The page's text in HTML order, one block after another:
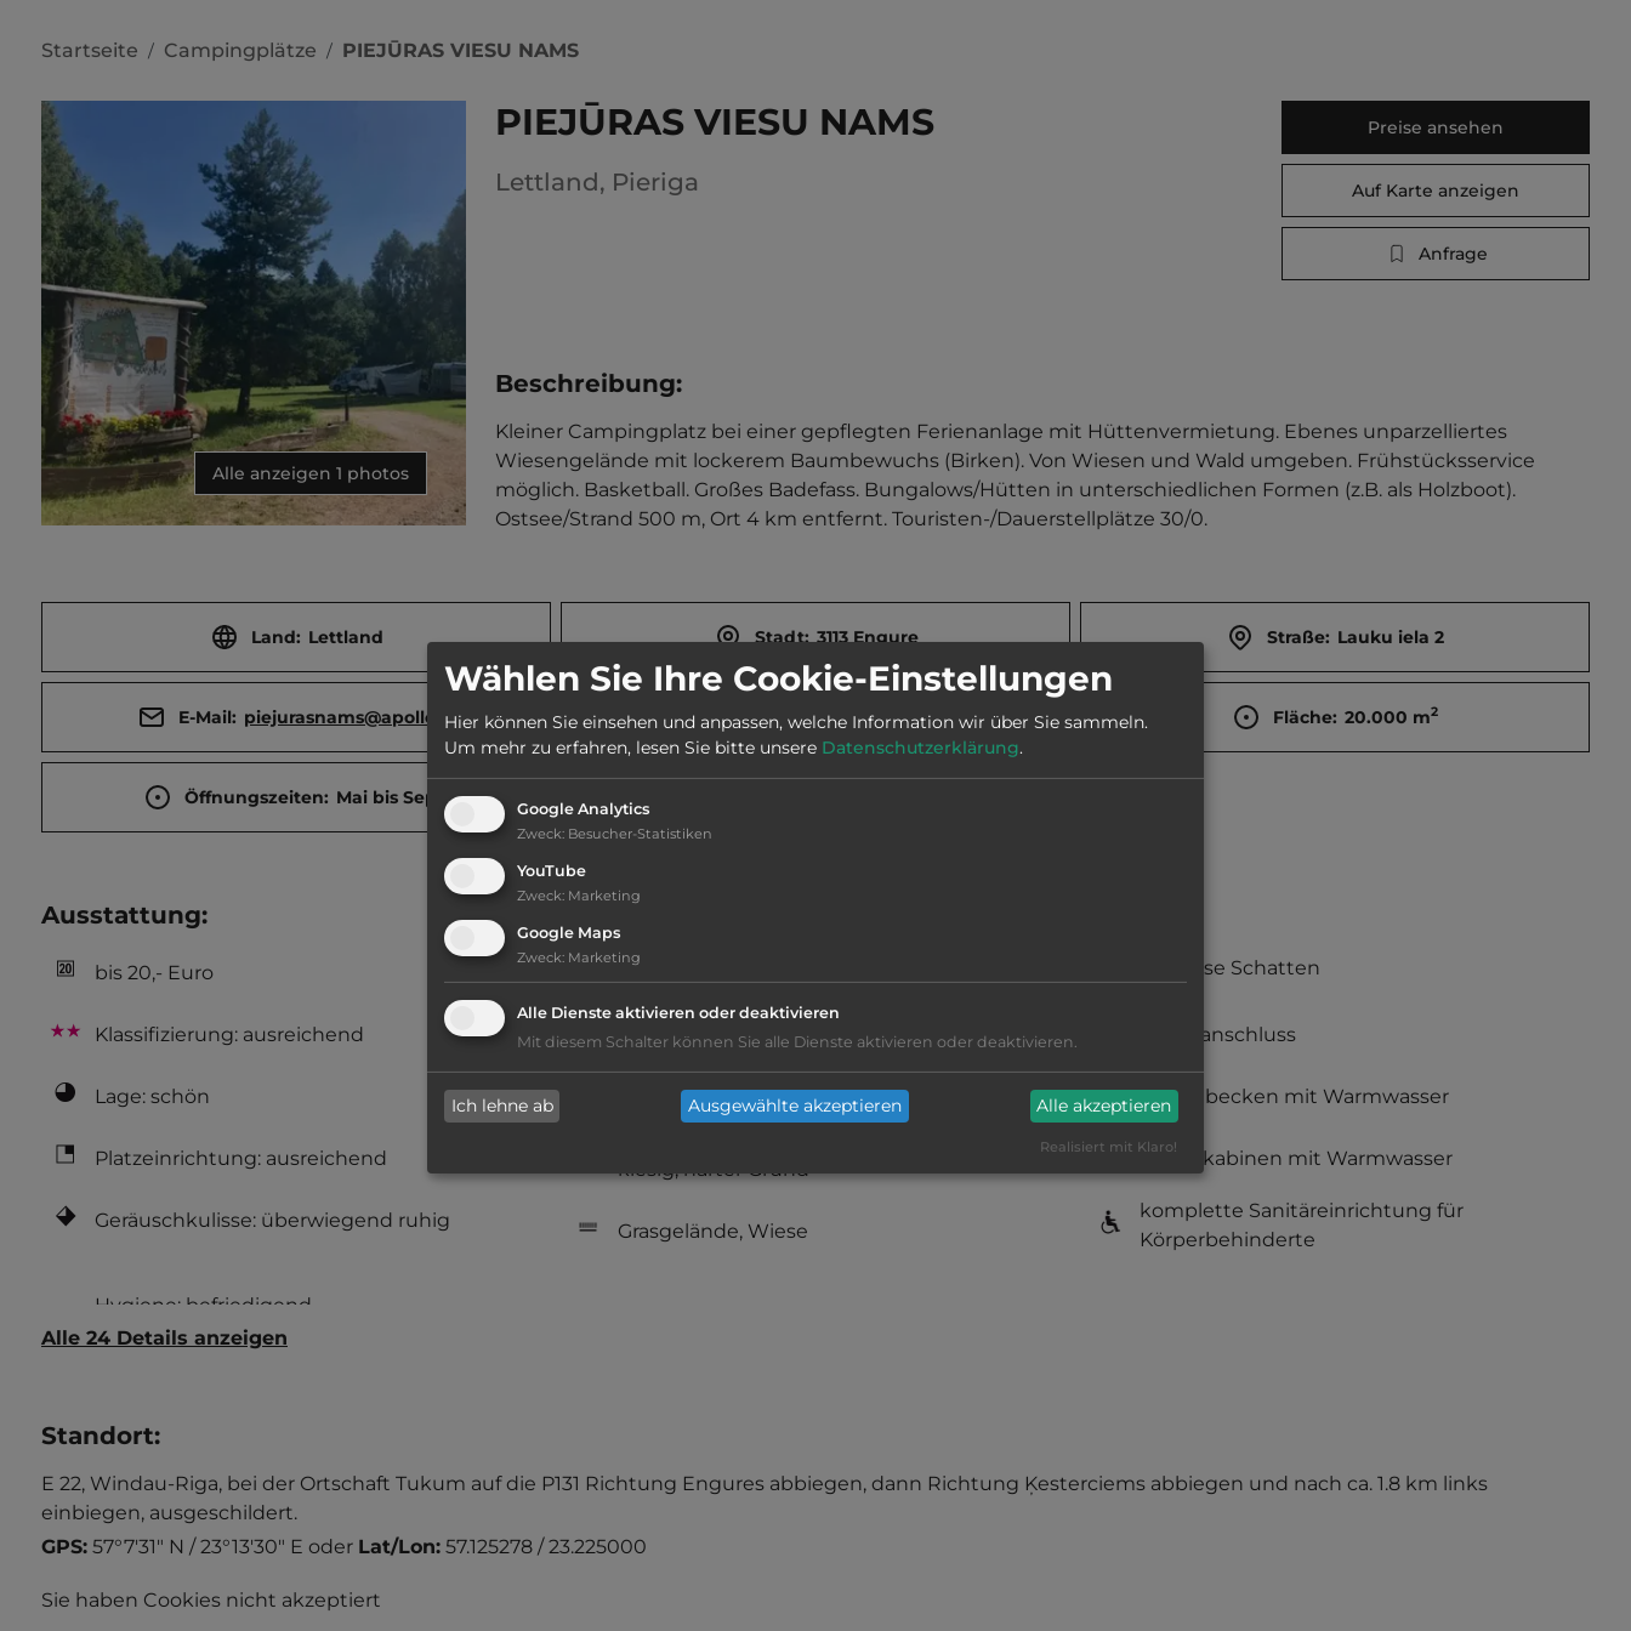
Startseite / Campingplätze / PIEJŪRAS VIESU NAMS
Alle anzeigen 1 photos
PIEJŪRAS VIESU NAMS
Lettland, Pieriga
Preise ansehen
Auf Karte anzeigen
Anfrage
Beschreibung:
Kleiner Campingplatz bei einer gepflegten Ferienanlage mit Hüttenvermietung. Ebenes unparzelliertes
Wiesengelände mit lockerem Baumbewuchs (Birken). Von Wiesen und Wald umgeben. Frühstücksservice
möglich. Basketball. Großes Badefass. Bungalows/Hütten in unterschiedlichen Formen (z.B. als Holzboot).
Ostsee/Strand 500 m, Ort 4 km entfernt. Touristen-/Dauerstellplätze 30/0.
Land: Lettland Stadt: 3113 Engure Straße: Lauku iela 2
E-Mail: piejurasnams@apollo.lv Webseite: www.piejurasnams.lv Fläche: 20.000 m2
Öffnungszeiten: Mai bis Sept.
Ausstattung:
bis 20,- Euro
Klassifizierung: ausreichend
Lage: schön
Platzeinrichtung: ausreichend
Geräuschkulisse: überwiegend ruhig
Hygiene: befriedigend
Service: mittelmäßig, das Wichtigste ist
vorhanden
nur Barzahlung
kiesig, harter Grund
Grasgelände, Wiese
teilweise Schatten
Stromanschluss
Waschbecken mit Warmwasser
Duschkabinen mit Warmwasser
komplette Sanitäreinrichtung für
Körperbehinderte
Alle 24 Details anzeigen
Standort:
E 22, Windau-Riga, bei der Ortschaft Tukum auf die P131 Richtung Engures abbiegen, dann Richtung Ķesterciems abbiegen und nach ca. 1.8 km links
einbiegen, ausgeschildert.
GPS: 57°7'31" N / 23°13'30" E oder Lat/Lon: 57.125278 / 23.225000
Sie haben Cookies nicht akzeptiert
Wählen Sie Ihre Cookie-Einstellungen
Hier können Sie einsehen und anpassen, welche Information wir über Sie sammeln.
Um mehr zu erfahren, lesen Sie bitte unsere Datenschutzerklärung.
Google Analytics
Zweck: Besucher-Statistiken
YouTube
Zweck: Marketing
Google Maps
Zweck: Marketing
Alle Dienste aktivieren oder deaktivieren
Mit diesem Schalter können Sie alle Dienste aktivieren oder deaktivieren.
Ich lehne ab Ausgewählte akzeptieren Alle akzeptieren
Realisiert mit Klaro!